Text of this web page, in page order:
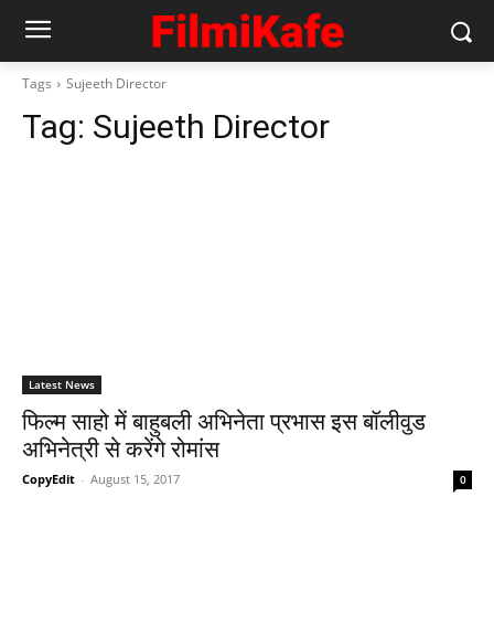
Tags Sujeeth Director
Tag: Sujeeth Director
Latest News
फिल्‍म साहो में बाहुबली अभिनेता प्रभास इस बॉलीवुड
अभिनेत्री से करेंगे रोमांस
CopyEdit - August 15, 2017 0